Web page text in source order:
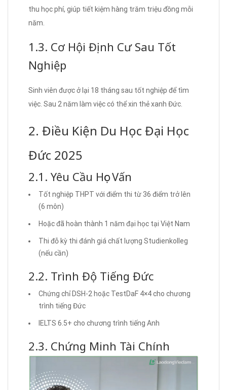
thu học phí, giúp tiết kiệm hàng trăm triệu đồng mỗi
năm.
1.3. Cơ Hội Định Cư Sau Tốt
Nghiệp
Sinh viên được ở lại 18 tháng sau tốt nghiệp để tìm
việc. Sau 2 năm làm việc có thể xin thẻ xanh Đức.
2. Điều Kiện Du Học Đại Học
Đức 2025
2.1. Yêu Cầu Học Vấn
Tốt nghiệp THPT với điểm thi từ 36 điểm trở lên
(6 môn)
Hoặc đã hoàn thành 1 năm đại học tại Việt Nam
Thi đỗ kỳ thi đánh giá chất lượng Studienkolleg
(nếu cần)
2.2. Trình Độ Tiếng Đức
Chứng chỉ DSH-2 hoặc TestDaF 4×4 cho chương
trình tiếng Đức
IELTS 6.5+ cho chương trình tiếng Anh
2.3. Chứng Minh Tài Chính